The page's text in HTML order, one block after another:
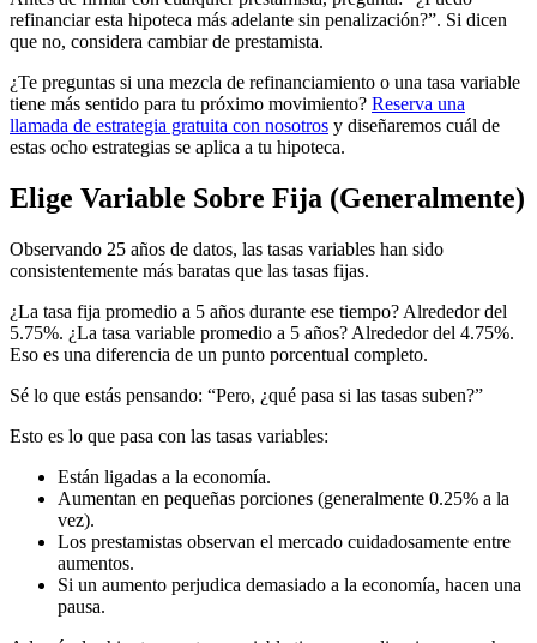
refinanciar esta hipoteca más adelante sin penalización?”. Si dicen
que no, considera cambiar de prestamista.
¿Te preguntas si una mezcla de refinanciamiento o una tasa variable
tiene más sentido para tu próximo movimiento? Reserva una
llamada de estrategia gratuita con nosotros y diseñaremos cuál de
estas ocho estrategias se aplica a tu hipoteca.
Elige Variable Sobre Fija (Generalmente)
Observando 25 años de datos, las tasas variables han sido
consistentemente más baratas que las tasas fijas.
¿La tasa fija promedio a 5 años durante ese tiempo? Alrededor del
5.75%. ¿La tasa variable promedio a 5 años? Alrededor del 4.75%.
Eso es una diferencia de un punto porcentual completo.
Sé lo que estás pensando: “Pero, ¿qué pasa si las tasas suben?”
Esto es lo que pasa con las tasas variables:
Están ligadas a la economía.
Aumentan en pequeñas porciones (generalmente 0.25% a la
vez).
Los prestamistas observan el mercado cuidadosamente entre
aumentos.
Si un aumento perjudica demasiado a la economía, hacen una
pausa.